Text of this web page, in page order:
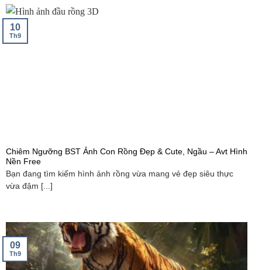
Chiêm Ngưỡng BST Ảnh Con Rồng Đẹp & Cute, Ngầu – Avt Hình
Nền Free
Bạn đang tìm kiếm hình ảnh rồng vừa mang vẻ đẹp siêu thực
vừa đậm [...]
10
Th9
09
Th9